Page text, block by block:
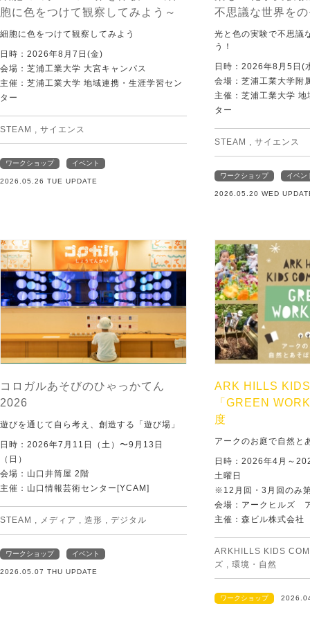
胞に色をつけて観察してみよう～
細胞に色をつけて観察してみよう
日時：2026年8月7日(金)
会場：芝浦工業大学 大宮キャンパス
主催：芝浦工業大学 地域連携・生涯学習セン
ター
STEAM サイエンス
ワークショップ イベント
2026.05.26 TUE UPDATE
不思議な世界を
光と色の実験で不思議
う！
日時：2026年8月5日(
会場：芝浦工業大学附
主催：芝浦工業大学
ター
STEAM サイエンス
ワークショップ イベン
2026.05.20 WED
コロガルあそびのひゃっかてん
2026
遊びを通じて自ら考え、創造する「遊び場」
日時：2026年7月11日（土）〜9月13日
（日）
会場：山口井筒屋 2階
主催：山口情報芸術センター[YCAM]
STEAM メディア 造形 デジタル
ワークショップ イベント
2026.05.07 THU UPDATE
ARK HILLS
「GREEN
度
アークのお庭で自然と
日時：2026年4月～
土曜日
※12月回・3月回のみ
会場：アークヒルズ
主催：森ビル株式会社
ARKHILLS KIDS
ズ
環境・自然
ワークショップ